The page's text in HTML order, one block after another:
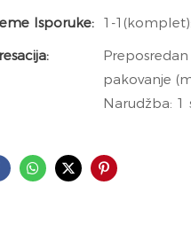
Isporuke: 1-
pakovanje
Narudžba: 1